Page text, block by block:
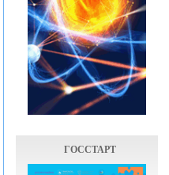
ГОССТАРТ